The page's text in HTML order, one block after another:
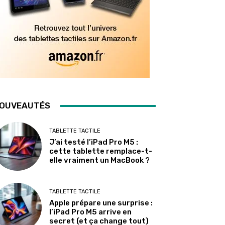
TABLETTE TACTILE
J’ai testé l’iPad Pro M5 :
cette tablette remplace-t-
elle vraiment un MacBook ?
TABLETTE TACTILE
Apple prépare une surprise :
l’iPad Pro M5 arrive en
secret (et ça change tout)